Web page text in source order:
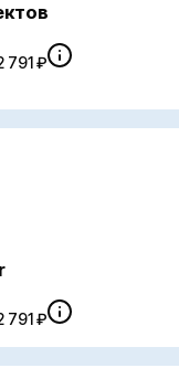
791 ₽
791 ₽